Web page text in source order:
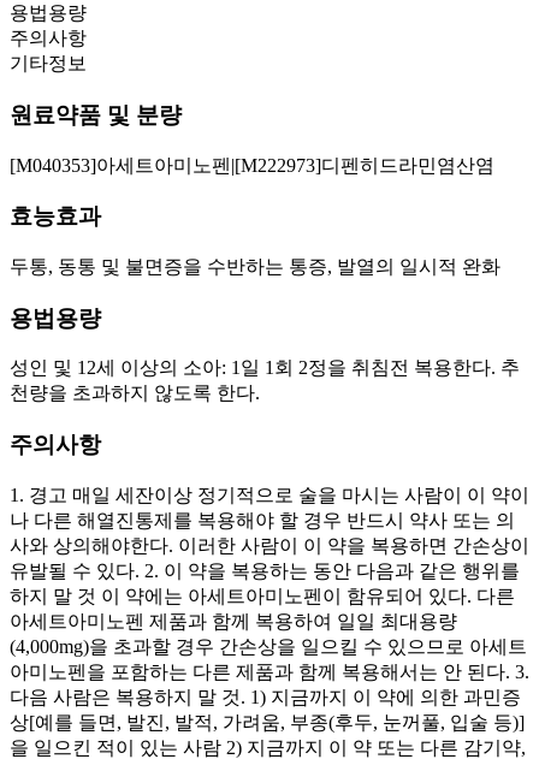
용법용량
주의사항
기타정보
원료약품 및 분량
[M040353]아세트아미노펜|[M222973]디펜히드라민염산염
효능효과
두통, 동통 및 불면증을 수반하는 통증, 발열의 일시적 완화
용법용량
성인 및 12세 이상의 소아: 1일 1회 2정을 취침전 복용한다. 추
천량을 초과하지 않도록 한다.
주의사항
1. 경고 매일 세잔이상 정기적으로 술을 마시는 사람이 이 약이
나 다른 해열진통제를 복용해야 할 경우 반드시 약사 또는 의
사와 상의해야한다. 이러한 사람이 이 약을 복용하면 간손상이
유발될 수 있다. 2. 이 약을 복용하는 동안 다음과 같은 행위를
하지 말 것 이 약에는 아세트아미노펜이 함유되어 있다. 다른
아세트아미노펜 제품과 함께 복용하여 일일 최대용량
(4,000mg)을 초과할 경우 간손상을 일으킬 수 있으므로 아세트
아미노펜을 포함하는 다른 제품과 함께 복용해서는 안 된다. 3.
다음 사람은 복용하지 말 것. 1) 지금까지 이 약에 의한 과민증
상[예를 들면, 발진, 발적, 가려움, 부종(후두, 눈꺼풀, 입술 등)]
을 일으킨 적이 있는 사람 2) 지금까지 이 약 또는 다른 감기약,